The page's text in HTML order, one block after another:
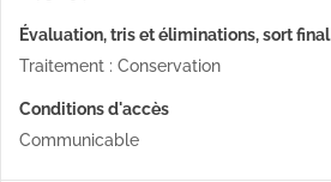
Évaluation, tris et éliminations, sort final
Traitement : Conservation
Conditions d'accès
Communicable